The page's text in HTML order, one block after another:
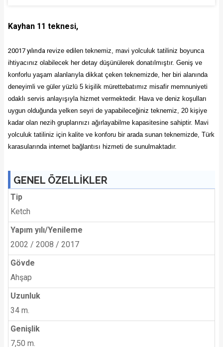
Kayhan 11 teknesi,
20017 yılında revize edilen teknemiz, mavi yolculuk tatiliniz boyunca
ihtiyacınız olabilecek her detay düşünülerek donatılmıştır. Geniş ve
konforlu yaşam alanlarıyla dikkat çeken teknemizde, her biri alanında
deneyimli ve güler yüzlü 5 kişilik mürettebatımız misafir memnuniyeti
odaklı servis anlayışıyla hizmet vermektedir. Hava ve deniz koşulları
uygun olduğunda yelken seyri de yapabileceğiniz teknemiz, 20 kişiye
kadar olan nezih gruplarınızı ağırlayabilme kapasitesine sahiptir. Mavi
yolculuk tatiliniz için kalite ve konforu bir arada sunan teknemizde, Türk
karasularında internet bağlantısı hizmeti de sunulmaktadır.
GENEL ÖZELLİKLER
Tip
Ketch
Yapım yılı/Yenileme
2002 / 2008 / 2017
Gövde
Ahşap
Uzunluk
34 m.
Genişlik
7,50 m.